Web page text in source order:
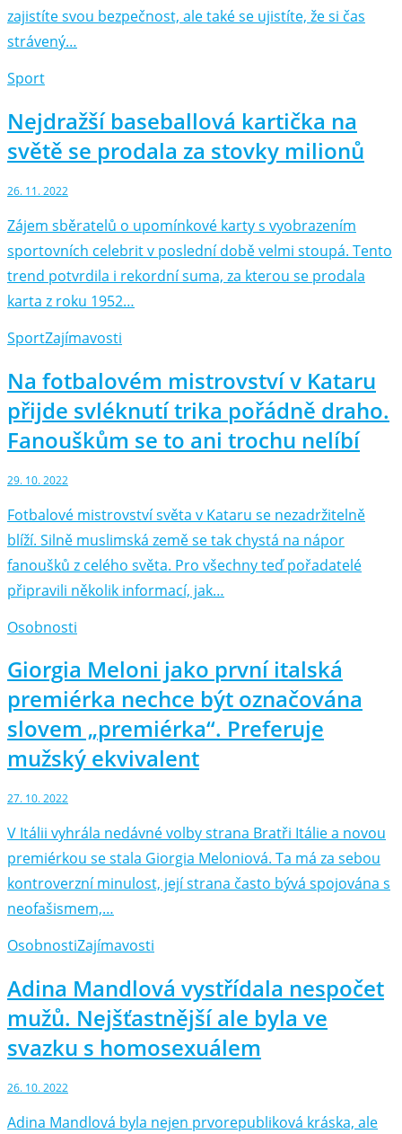
zajistíte svou bezpečnost, ale také se ujistíte, že si čas
strávený…
Sport
Nejdražší baseballová kartička na
světě se prodala za stovky milionů
26. 11. 2022
Zájem sběratelů o upomínkové karty s vyobrazením
sportovních celebrit v poslední době velmi stoupá. Tento
trend potvrdila i rekordní suma, za kterou se prodala
karta z roku 1952…
SportZajímavosti
Na fotbalovém mistrovství v Kataru
přijde svléknutí trika pořádně draho.
Fanouškům se to ani trochu nelíbí
29. 10. 2022
Fotbalové mistrovství světa v Kataru se nezadržitelně
blíží. Silně muslimská země se tak chystá na nápor
fanoušků z celého světa. Pro všechny teď pořadatelé
připravili několik informací, jak…
Osobnosti
Giorgia Meloni jako první italská
premiérka nechce být označována
slovem „premiérka“. Preferuje
mužský ekvivalent
27. 10. 2022
V Itálii vyhrála nedávné volby strana Bratři Itálie a novou
premiérkou se stala Giorgia Meloniová. Ta má za sebou
kontroverzní minulost, její strana často bývá spojována s
neofašismem,…
OsobnostiZajímavosti
Adina Mandlová vystřídala nespočet
mužů. Nejšťastnější ale byla ve
svazku s homosexuálem
26. 10. 2022
Adina Mandlová byla nejen prvorepubliková kráska, ale